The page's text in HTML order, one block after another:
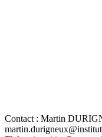
Contact : Martin